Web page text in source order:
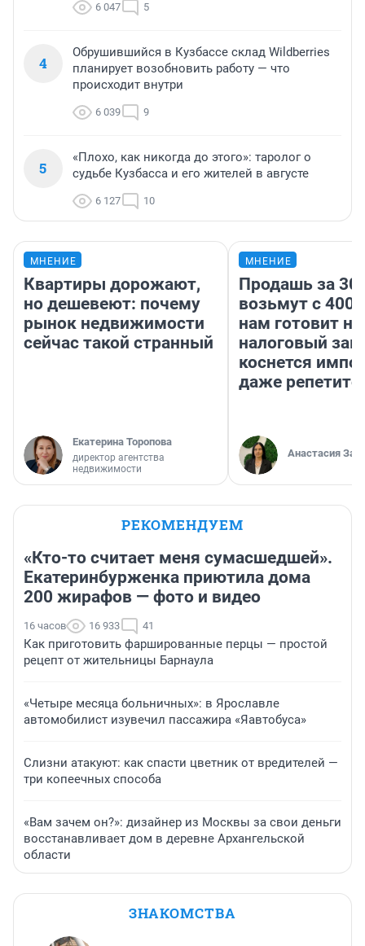
6 047 5
4
Обрушившийся в Кузбассе склад Wildberries
планирует возобновить работу — что
происходит внутри
6 039 9
5
«Плохо, как никогда до этого»: таролог о
судьбе Кузбасса и его жителей в августе
6 127 10
МНЕНИЕ
Квартиры дорожают,
но дешевеют: почему
рынок недвижимости
сейчас такой странный
Екатерина Торопова
директор агентства
недвижимости
МНЕНИЕ
Продашь за
возьмут с
нам готовит
налоговый
коснется
даже
Анастасия
РЕКОМЕНДУЕМ
«Кто-то считает меня сумасшедшей».
Екатеринбурженка приютила дома
200 жирафов — фото и видео
16 часов 16 933 41
Как приготовить фаршированные перцы — простой
рецепт от жительницы Барнаула
«Четыре месяца больничных»: в Ярославле
автомобилист изувечил пассажира «Яавтобуса»
Слизни атакуют: как спасти цветник от вредителей —
три копеечных способа
«Вам зачем он?»: дизайнер из Москвы за свои деньги
восстанавливает дом в деревне Архангельской
области
ЗНАКОМСТВА